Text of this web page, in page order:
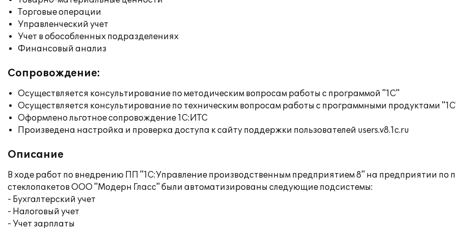
Торговые операции
Управленческий учет
Учет в обособленных подразделениях
Финансовый анализ
Сопровождение:
Осуществляется консультирование по методическим вопросам работы с программой "1С"
Осуществляется консультирование по техническим вопросам работы с программными продуктами
Оформлено льготное сопровождение 1С:ИТС
Произведена настройка и проверка доступа к сайту поддержки пользователей users.v8.1c.ru
Описание
В ходе работ по внедрению ПП "1С:Управление производственным предприятием 8" на предприятии по
стеклопакетов ООО "Модерн Гласс" были автоматизированы следующие подсистемы:
- Бухгалтерский учет
- Налоговый учет
- Учет зарплаты